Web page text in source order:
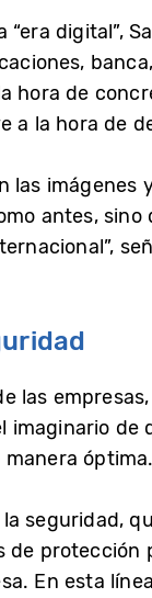
digital”,
hora de
a la hora de
las
antes,
las
imaginario
óptima.
seguridad,
de
En esta